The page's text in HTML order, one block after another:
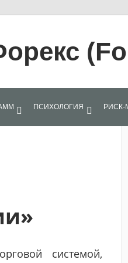
ПСИХОЛОГИЯ
системой,